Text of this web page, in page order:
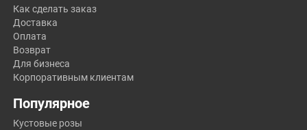
Как сделать заказ
Доставка
Оплата
Возврат
Для бизнеса
Корпоративным клиентам
Популярное
Кустовые розы